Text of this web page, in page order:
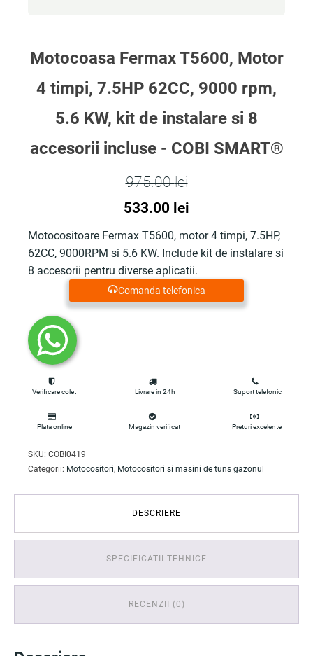
Motocoasa Fermax T5600, Motor
4 timpi, 7.5HP 62CC, 9000 rpm,
5.6 KW, kit de instalare si 8
accesorii incluse - COBI SMART®
975.00lei
Prețul
inițial
a
fost:
975.00 lei.
533.00 lei
curent
este:
533.00 lei.
Motocositoare Fermax T5600, motor 4 timpi, 7.5HP,
62CC, 9000RPM si 5.6 KW. Include kit de instalare si
8 accesorii pentru diverse aplicatii.
Comanda telefonica
Verificare colet Livrare in 24h Suport telefonic
Plata online Magazin verificat Preturi excelente
SKU: COBI0419
Categorii: Motocositori, Motocositori si masini de tuns gazonul
DESCRIERE
SPECIFICATII TEHNICE
RECENZII (0)